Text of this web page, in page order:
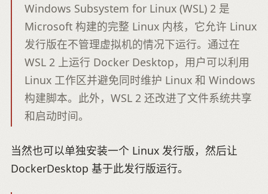
Windows Subsystem for Linux (WSL) 2 是
Microsoft 构建的完整 Linux 内核，它允许 Linux
发行版在不管理虚拟机的情况下运行。通过在
WSL 2 上运行 Docker Desktop，用户可以利用
Linux 工作区并避免同时维护 Linux 和 Windows
构建脚本。此外，WSL 2 还改进了文件系统共享
和启动时间。
当然也可以单独安装一个 Linux 发行版，然后让
DockerDesktop 基于此发行版运行。